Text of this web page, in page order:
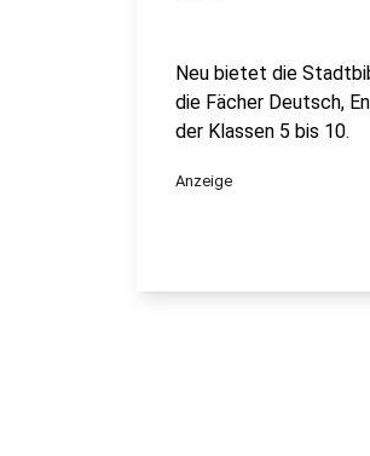
Neu bietet die
die Fächer Deutsch,
der Klassen 5 bis 10.
Anzeige